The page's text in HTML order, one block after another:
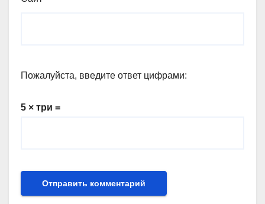
Пожалуйста, введите ответ цифрами:
5 × три =